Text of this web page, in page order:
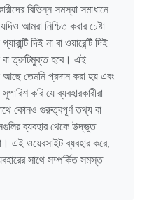
বিভিন্ন সমস্যা সমাধানে
আমরা নিশ্চিত করার চেষ্টা
দিই না বা ওয়ারেন্টি দিই
ত্রুটিমুক্ত হবে। এই
তেমনি প্রদান করা হয় এবং
করি যে ব্যবহারকারীরা
কোনও গুরুত্বপূর্ণ তথ্য বা
ব্যবহার থেকে উদ্ভূত
এই ওয়েবসাইট ব্যবহার করে,
সাথে সম্পর্কিত সমস্ত